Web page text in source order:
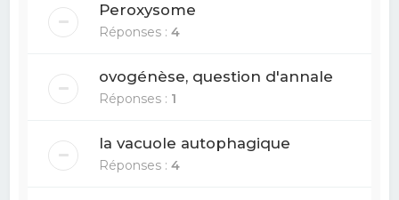
Peroxysome
Réponses :4
ovogénèse, question d'annale
Réponses : 1
la vacuole autophagique
Réponses :4